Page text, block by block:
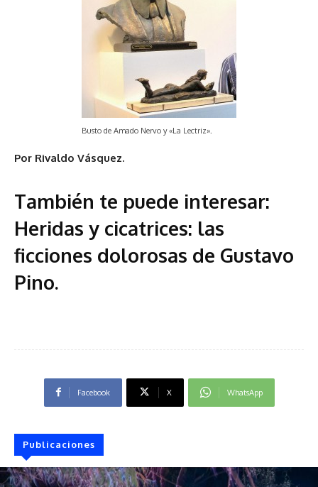
Busto de Amado Nervo y «La Lectriz».
Por Rivaldo Vásquez.
También te puede interesar:
Heridas y cicatrices: las
ficciones dolorosas de Gustavo
Pino.
Facebook X WhatsApp
Publicaciones